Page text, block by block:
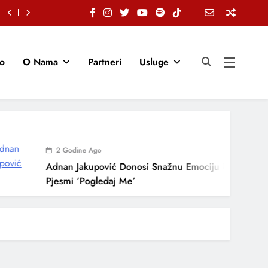
O Nama Partneri Usluge
2 Godine Ago
Adnan Jakupović Donosi Snažnu Emociju U Novoj
Pjesmi ‘Pogledaj Me’